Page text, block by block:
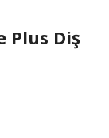
Plus Diş